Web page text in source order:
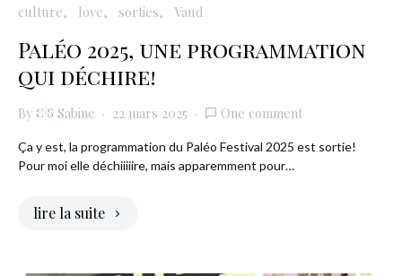
culture love sorties Vaud
Paléo 2025, une programmation
qui déchire!
By Sabine 22 mars 2025 One comment
Ça y est, la programmation du Paléo Festival 2025 est sortie!
Pour moi elle déchiiiiire, mais apparemment pour…
lire la suite